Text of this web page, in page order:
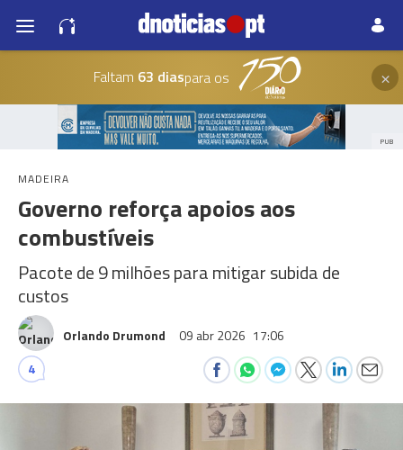
Faltam 63 diaspara os ×
PUB
MADEIRA
Governo reforça apoios aos
combustíveis
Pacote de 9 milhões para mitigar subida de
custos
Orlando Drumond 09 abr 2026 17:06
4